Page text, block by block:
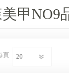
甲
頁